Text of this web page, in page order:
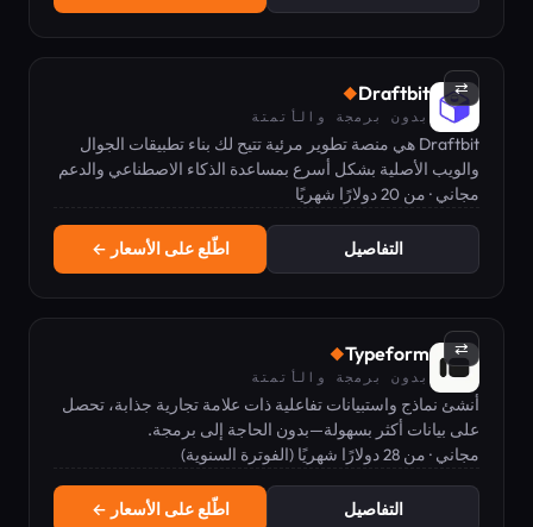
⇄
Draftbit
◆
بدون برمجة والأتمتة
Draftbit هي منصة تطوير مرئية تتيح لك بناء تطبيقات الجوال
والويب الأصلية بشكل أسرع بمساعدة الذكاء الاصطناعي والدعم
البشري.
مجاني · من 20 دولارًا شهريًا
التفاصيل اطّلع على الأسعار ←
⇄
Typeform
◆
بدون برمجة والأتمتة
أنشئ نماذج واستبيانات تفاعلية ذات علامة تجارية جذابة، تحصل
على بيانات أكثر بسهولة—بدون الحاجة إلى برمجة.
مجاني · من 28 دولارًا شهريًا (الفوترة السنوية)
التفاصيل اطّلع على الأسعار ←